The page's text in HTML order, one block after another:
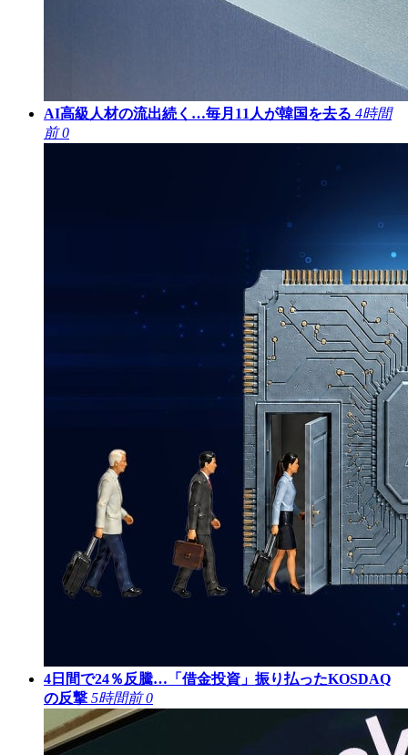
AI高級人材の流出続く…毎月11人が韓国を去る 4時間
前 0
4日間で24％反騰…「借金投資」振り払ったKOSDAQ
の反撃 5時間前 0